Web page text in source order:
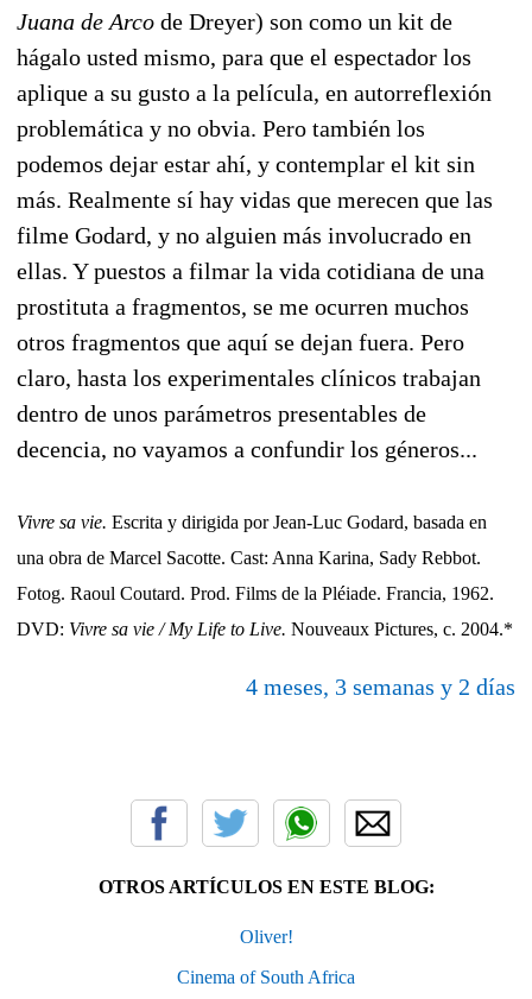
Juana de Arco de Dreyer) son como un kit de
hágalo usted mismo, para que el espectador los
aplique a su gusto a la película, en autorreflexión
problemática y no obvia. Pero también los
podemos dejar estar ahí, y contemplar el kit sin
más. Realmente sí hay vidas que merecen que las
filme Godard, y no alguien más involucrado en
ellas. Y puestos a filmar la vida cotidiana de una
prostituta a fragmentos, se me ocurren muchos
otros fragmentos que aquí se dejan fuera. Pero
claro, hasta los experimentales clínicos trabajan
dentro de unos parámetros presentables de
decencia, no vayamos a confundir los géneros...
Vivre sa vie. Escrita y dirigida por Jean-Luc Godard, basada en
una obra de Marcel Sacotte. Cast: Anna Karina, Sady Rebbot.
Fotog. Raoul Coutard. Prod. Films de la Pléiade. Francia, 1962.
DVD: Vivre sa vie / My Life to Live. Nouveaux Pictures, c. 2004.*
4 meses, 3 semanas y 2 días
OTROS ARTÍCULOS EN ESTE BLOG:
Oliver!
Cinema of South Africa